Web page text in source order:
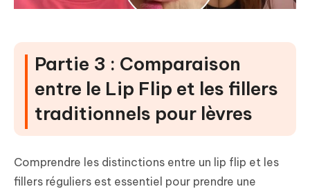
Partie 3 : Comparaison
entre le Lip Flip et les fillers
traditionnels pour lèvres
Comprendre les distinctions entre un lip flip et les
fillers réguliers est essentiel pour prendre une